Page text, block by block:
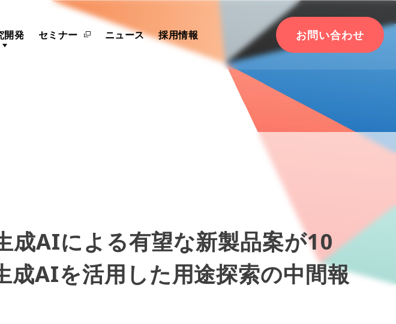
開発 セミナー ニュース 採用情報 お問い合わせ
成AIによる有望な新製品案が10
AIを活用した用途探索の中間報